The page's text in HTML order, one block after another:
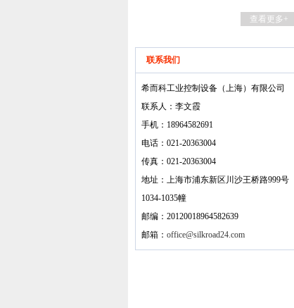
查看更多+
联系我们
希而科工业控制设备（上海）有限公司
联系人：李文霞
手机：18964582691
电话：021-20363004
传真：021-20363004
地址：上海市浦东新区川沙王桥路999号
1034-1035幢
邮编：20120018964582639
邮箱： office@silkroad24.com